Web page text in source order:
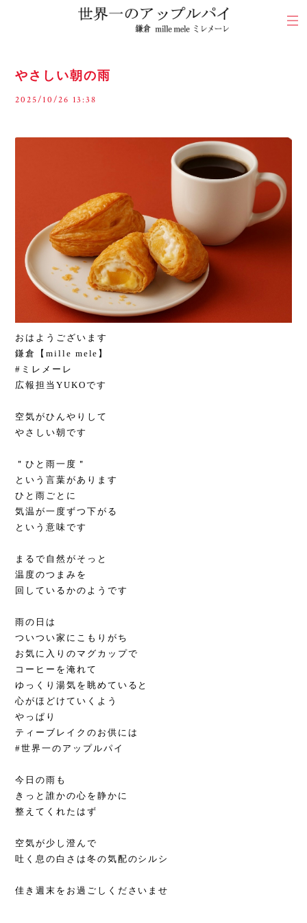
やさしい朝の雨
2025/10/26 13:38
おはようございます
鎌倉【mille mele】
#ミレメーレ
広報担当YUKOです
空気がひんやりして
やさしい朝です
＂ひと雨一度＂
という言葉があります
ひと雨ごとに
気温が一度ずつ下がる
という意味です
まるで自然がそっと
温度のつまみを
回しているかのようです
雨の日は
ついつい家にこもりがち
お気に入りのマグカップで
コーヒーを淹れて
ゆっくり湯気を眺めていると
心がほどけていくよう
やっぱり
ティーブレイクのお供には
#世界一のアップルパイ
今日の雨も
きっと誰かの心を静かに
整えてくれたはず
空気が少し澄んで
吐く息の白さは冬の気配のシルシ
佳き週末をお過ごしくださいませ